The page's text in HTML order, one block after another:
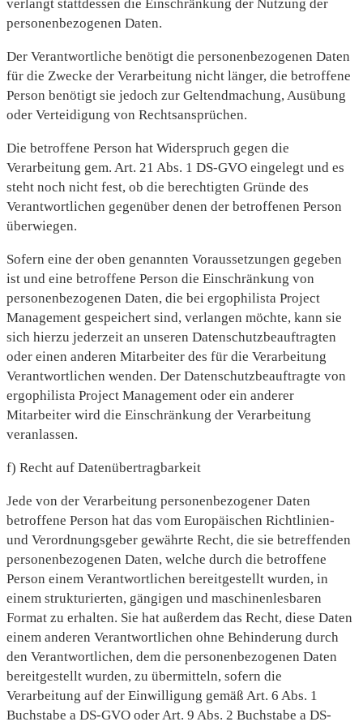
verlangt stattdessen die Einschränkung der Nutzung der
personenbezogenen Daten.
Der Verantwortliche benötigt die personenbezogenen Daten
für die Zwecke der Verarbeitung nicht länger, die betroffene
Person benötigt sie jedoch zur Geltendmachung, Ausübung
oder Verteidigung von Rechtsansprüchen.
Die betroffene Person hat Widerspruch gegen die
Verarbeitung gem. Art. 21 Abs. 1 DS-GVO eingelegt und es
steht noch nicht fest, ob die berechtigten Gründe des
Verantwortlichen gegenüber denen der betroffenen Person
überwiegen.
Sofern eine der oben genannten Voraussetzungen gegeben
ist und eine betroffene Person die Einschränkung von
personenbezogenen Daten, die bei ergophilista Project
Management gespeichert sind, verlangen möchte, kann sie
sich hierzu jederzeit an unseren Datenschutzbeauftragten
oder einen anderen Mitarbeiter des für die Verarbeitung
Verantwortlichen wenden. Der Datenschutzbeauftragte von
ergophilista Project Management oder ein anderer
Mitarbeiter wird die Einschränkung der Verarbeitung
veranlassen.
f) Recht auf Datenübertragbarkeit
Jede von der Verarbeitung personenbezogener Daten
betroffene Person hat das vom Europäischen Richtlinien-
und Verordnungsgeber gewährte Recht, die sie betreffenden
personenbezogenen Daten, welche durch die betroffene
Person einem Verantwortlichen bereitgestellt wurden, in
einem strukturierten, gängigen und maschinenlesbaren
Format zu erhalten. Sie hat außerdem das Recht, diese Daten
einem anderen Verantwortlichen ohne Behinderung durch
den Verantwortlichen, dem die personenbezogenen Daten
bereitgestellt wurden, zu übermitteln, sofern die
Verarbeitung auf der Einwilligung gemäß Art. 6 Abs. 1
Buchstabe a DS-GVO oder Art. 9 Abs. 2 Buchstabe a DS-